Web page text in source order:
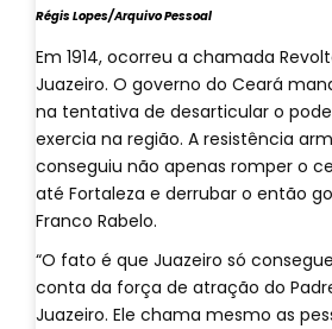
Régis Lopes/Arquivo Pessoal
Em 1914, ocorreu a chamada
Juazeiro. O governo do Ceará
na tentativa de desarticular o
exercia na região. A resistência
conseguiu não apenas romper o
até Fortaleza e derrubar o então
Franco Rabelo.
“O fato é que Juazeiro só
conta da força de atração do
Juazeiro. Ele chama mesmo as